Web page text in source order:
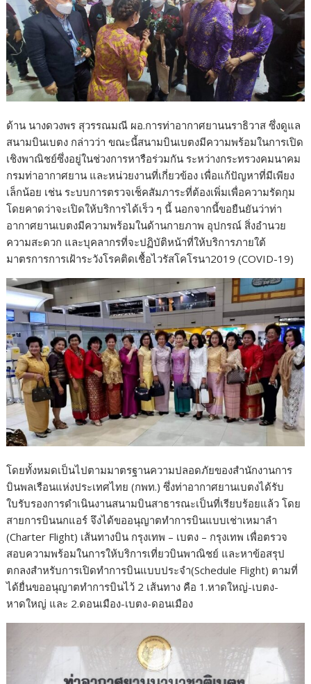
ด้าน นางดวงพร สุวรรณมณี ผอ.การท่าอากาศยานนราธิวาส ซึ่งดูแล
สนามบินเบตง กล่าวว่า ขณะนี้สนามบินเบตงมีความพร้อมในการเปิด
เชิงพาณิชย์ซึ่งอยู่ในช่วงการหารือร่วมกัน ระหว่างกระทรวงคมนาคม
กรมท่าอากาศยาน และหน่วยงานที่เกี่ยวข้อง เพื่อแก้ปัญหาที่มีเพียง
เล็กน้อย เช่น ระบบการตรวจเช็คสัมภาระที่ต้องเพิ่มเพื่อความรัดกุม
โดยคาดว่าจะเปิดให้บริการได้เร็ว ๆ นี้ นอกจากนี้ขอยืนยันว่าท่า
อากาศยานเบตงมีความพร้อมในด้านกายภาพ อุปกรณ์ สิ่งอำนวย
ความสะดวก และบุคลากรที่จะปฏิบัติหน้าที่ให้บริการภายใต้
มาตรการการเฝ้าระวังโรคติดเชื้อไวรัสโคโรนา2019 (COVID-19)
โดยทั้งหมดเป็นไปตามมาตรฐานความปลอดภัยของสำนักงานการ
บินพลเรือนแห่งประเทศไทย (กพท.) ซึ่งท่าอากาศยานเบตงได้รับ
ใบรับรองการดำเนินงานสนามบินสาธารณะเป็นที่เรียบร้อยแล้ว โดย
สายการบินนกแอร์ จึงได้ขออนุญาตทำการบินแบบเช่าเหมาลำ
(Charter Flight) เส้นทางบิน กรุงเทพ – เบตง – กรุงเทพ เพื่อตรวจ
สอบความพร้อมในการให้บริการเที่ยวบินพาณิชย์ และหาข้อสรุป
ตกลงสำหรับการเปิดทำการบินแบบประจำ(Schedule Flight) ตามที่
ได้ยื่นขออนุญาตทำการบินไว้ 2 เส้นทาง คือ 1.หาดใหญ่-เบตง-
หาดใหญ่ และ 2.ดอนเมือง-เบตง-ดอนเมือง